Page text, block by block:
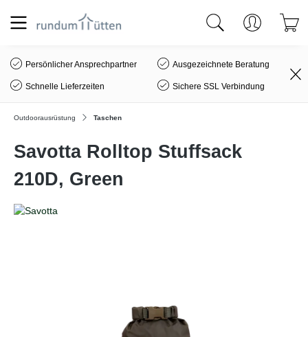
springen
Persönlicher Ansprechpartner Ausgezeichnete Beratung
Schnelle Lieferzeiten Sichere SSL Verbindung
Outdoorausrüstung Taschen
Savotta Rolltop Stuffsack
210D, Green